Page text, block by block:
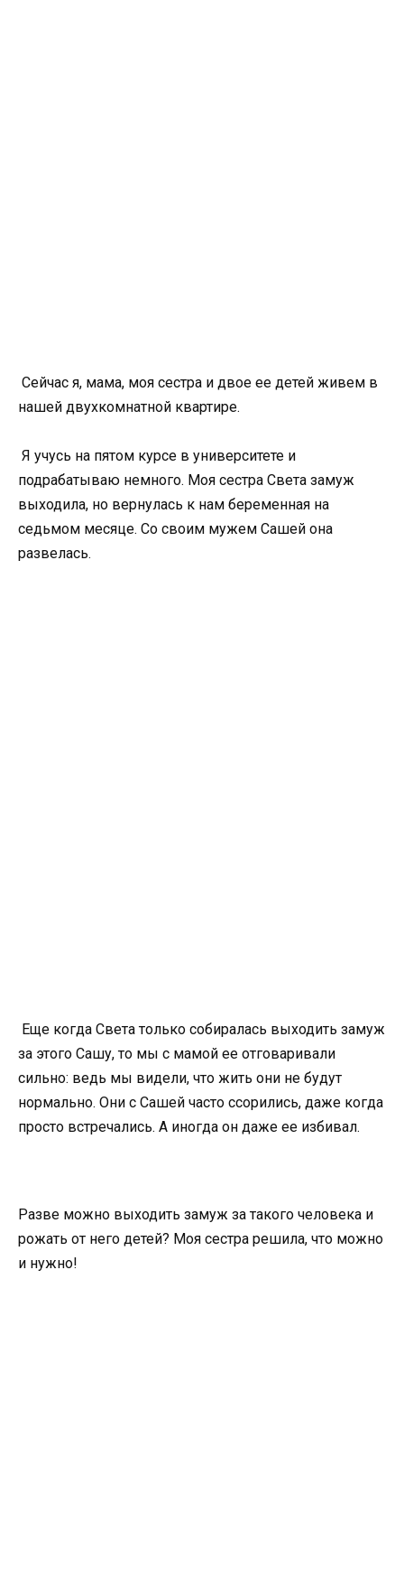
Сейчас я, мама, моя сестра и двое ее детей живем в
нашей двухкомнатной квартире.
Я учусь на пятом курсе в университете и
подрабатываю немного. Моя сестра Света замуж
выходила, но вернулась к нам беременная на
седьмом месяце. Со своим мужем Сашей она
развелась.
Еще когда Света только собиралась выходить замуж
за этого Сашу, то мы с мамой ее отговаривали
сильно: ведь мы видели, что жить они не будут
нормально. Они с Сашей часто ссорились, даже когда
просто встречались. А иногда он даже ее избивал.
Разве можно выходить замуж за такого человека и
рожать от него детей? Моя сестра решила, что можно
и нужно!